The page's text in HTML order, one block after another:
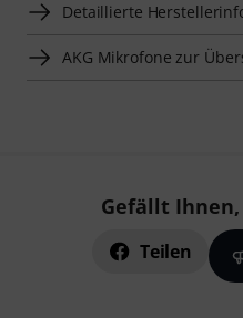
Detaillierte
AKG Mikrofone zur
Gefällt Ihnen,
Teilen